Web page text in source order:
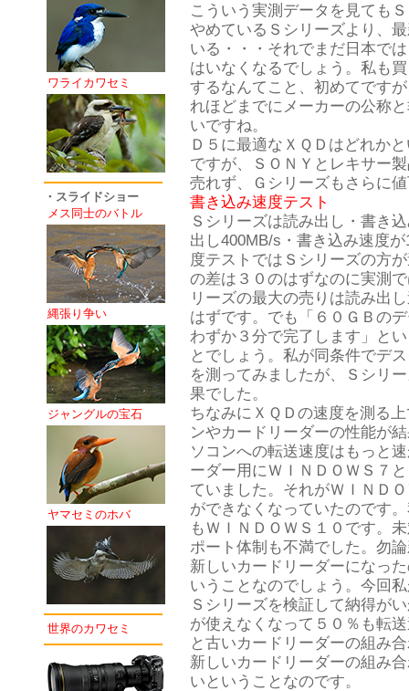
ワライカワセミ
・スライドショー
メス同士のバトル
縄張り争い
ジャングルの宝石
ヤマセミのホバ
世界のカワセミ
こういう実測データを見ても
やめているＳシリーズより、
いる・・・それでまだ日本で
はいなくなるでしょう。私も
するなんてこと、初めてです
れほどまでにメーカーの公称
いですね。
Ｄ５に最適なＸＱＤはどれか
ですが、ＳＯＮＹとレキサー
売れず、Ｇシリーズもさらに
書き込み速度テスト
Ｓシリーズは読み出し・書き
出し400MB/s・書き込み速度
度テストではＳシリーズの方
の差は３０のはずなのに実測
リーズの最大の売りは読み出
はずです。でも「６０ＧＢの
わずか３分で完了します」と
とでしょう。私が同条件でデ
を測ってみましたが、Ｓシリ
果でした。
ちなみにＸＱＤの速度を測る
ンやカードリーダーの性能が
ソコンへの転送速度はもっと
ーダー用にＷＩＮＤＯＷＳ７
ていました。それがＷＩＮＤ
ができなくなっていたのです
もＷＩＮＤＯＷＳ１０です。
ポート体制も不満でした。勿
新しいカードリーダーになっ
いうことなのでしょう。今回
Ｓシリーズを検証して納得が
が使えなくなって５０％も転
と古いカードリーダーの組み
新しいカードリーダーの組み
いということなのです。